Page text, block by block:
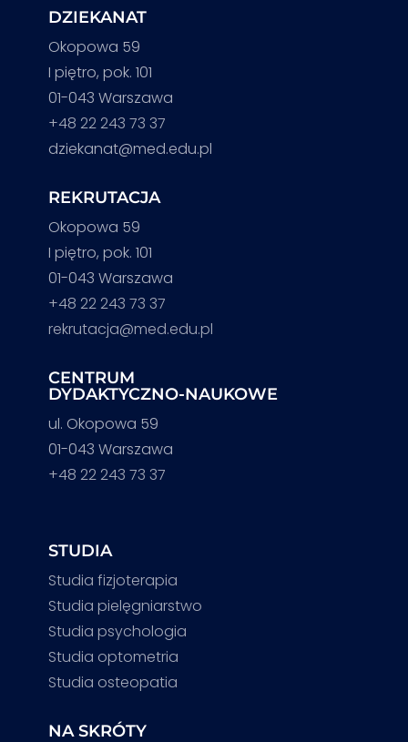
DZIEKANAT
Okopowa 59
I piętro, pok. 101
01-043 Warszawa
+48 22 243 73 37
dziekanat@med.edu.pl
REKRUTACJA
Okopowa 59
I piętro, pok. 101
01-043 Warszawa
+48 22 243 73 37
rekrutacja@med.edu.pl
CENTRUM
DYDAKTYCZNO-NAUKOWE
ul. Okopowa 59
01-043 Warszawa
+48 22 243 73 37
STUDIA
Studia fizjoterapia
Studia pielęgniarstwo
Studia psychologia
Studia optometria
Studia osteopatia
NA SKRÓTY